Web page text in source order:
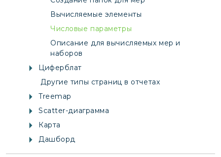
Вычисляемые элементы
Числовые параметры
Описание для вычисляемых мер и
наборов
Циферблат
Другие типы страниц в отчетах
Treemap
Scatter-диаграмма
Карта
Дашборд